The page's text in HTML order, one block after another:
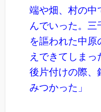
端や畑、村の中
んでいった。三
を謳われた中原
えできてしまっ
後片付けの際、
みつかった」